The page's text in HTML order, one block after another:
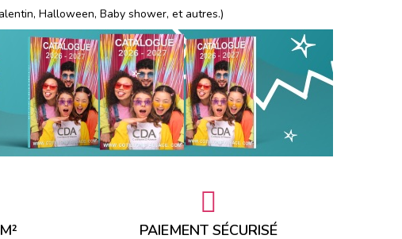
Halloween, Baby shower, et autres.)
PAIEMENT SÉCURISÉ